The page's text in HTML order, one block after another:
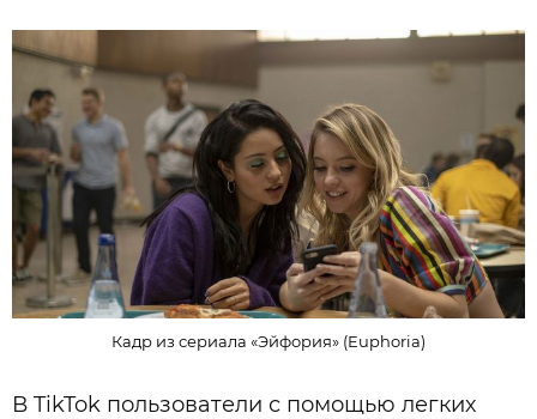
Кадр из сериала «Эйфория» (Euphoria)
В TikTok пользователи с помощью легких